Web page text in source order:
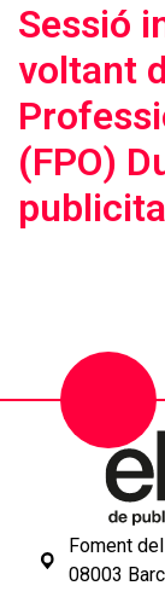
Sessió
voltant
(FPO)
Foment
08003